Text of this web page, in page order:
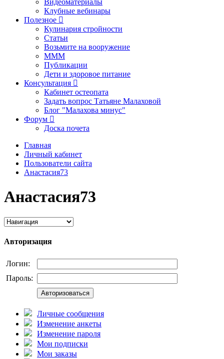
Видеоматериалы
Клубные вебинары
Полезное
Кулинария стройности
Статьи
Возьмите на вооружение
МММ
Публикации
Дети и здоровое питание
Консультация
Кабинет остеопата
Задать вопрос Татьяне Малаховой
Блог "Малахова минус"
Форум
Доска почета
Главная
Личный кабинет
Пользователи сайта
Анастасия73
Анастасия73
Авторизация
Логин:
Пароль:
Авторизоваться
Личные сообщения
Изменение анкеты
Изменение пароля
Мои подписки
Мои заказы